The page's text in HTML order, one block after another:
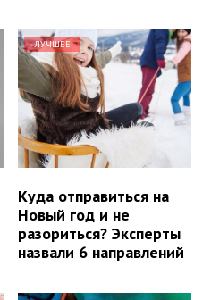
ЛУЧШЕЕ
Куда отправиться на
Новый год и не
разориться? Эксперты
назвали 6 направлений